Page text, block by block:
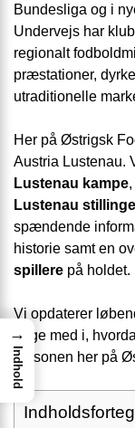
Bundesliga og i
Undervejs har
regionalt
præstationer,
utraditionelle
Her på Østrigsk
Austria Lustenau.
Lustenau kampe
Lustenau
spændende
historie samt en
spillere på holdet.
Vi opdaterer
følge med i,
sæsonen her på
→
Indhold